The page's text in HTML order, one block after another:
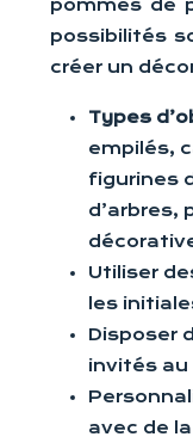
pommes de
possibilités
créer un
Types
empilés,
figurines
d’arbres,
Utiliser
les
Disposer
invités au
avec de